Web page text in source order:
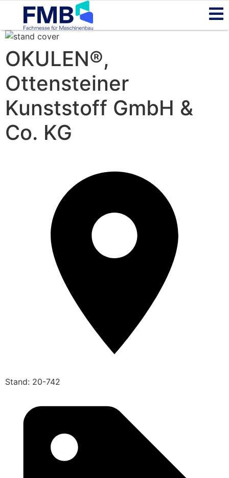
OKULEN®,
Ottensteiner
Kunststoff GmbH &
Co. KG
Stand: 20-742